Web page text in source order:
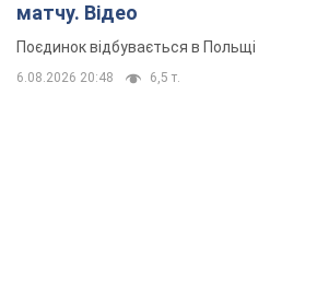
матчу. Відео
Поєдинок відбувається в Польщі
6.08.2026 20:48 6,5 т.